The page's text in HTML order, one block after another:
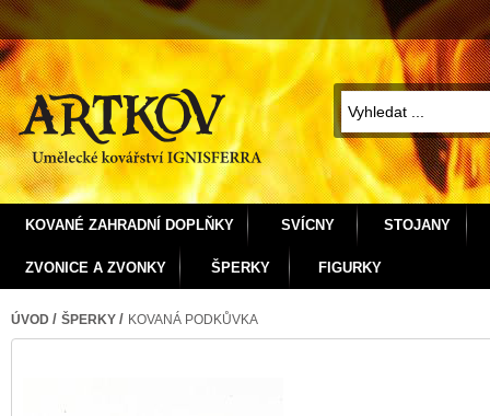
KOVANÉ ZAHRADNÍ DOPLŇKY SVÍCNY STOJANY
ZVONICE A ZVONKY ŠPERKY FIGURKY
ÚVOD / ŠPERKY / KOVANÁ PODKŮVKA